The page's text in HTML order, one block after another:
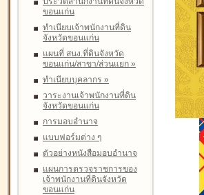
ขอนแก่น
ทำเนียบเจ้าพนักงานที่ดิน
จังหวัดขอนแก่น
แผนที่ สนง.ที่ดินจังหวัด
ขอนแก่น/สาขา/ส่วนแยก »
ทำเนียบบุคลากร »
วาระงานเจ้าพนักงานที่ดิน
จังหวัดขอนแก่น
การมอบอำนาจ
แบบฟอร์มต่าง ๆ
ตัวอย่างหนังสือมอบอำนาจ
แผนการตรวจราชการของ
เจ้าพนักงานที่ดินจังหวัด
ขอนแก่น